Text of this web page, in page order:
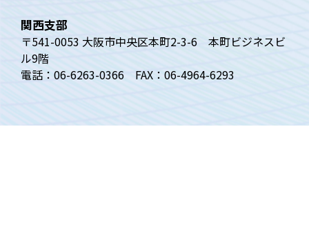
関西支部
〒541-0053 大阪市中央区本町2-3-6 本町ビジネスビ
ル9階
電話：06-6263-0366 FAX：06-4964-6293